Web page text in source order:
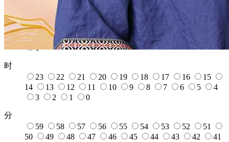
31
30 29 28 27 25 24
22
21 20 18 17
12
11 10 9 8 7 4
1
时
23
22 21 20 19 18 17 16
15
14
13 12 11 10 9 8 7 6 5
4
3
2 1 0
分
59
58 57 56 55 54 53 52
51
50
49 48 47 46 45 44 43 42
41